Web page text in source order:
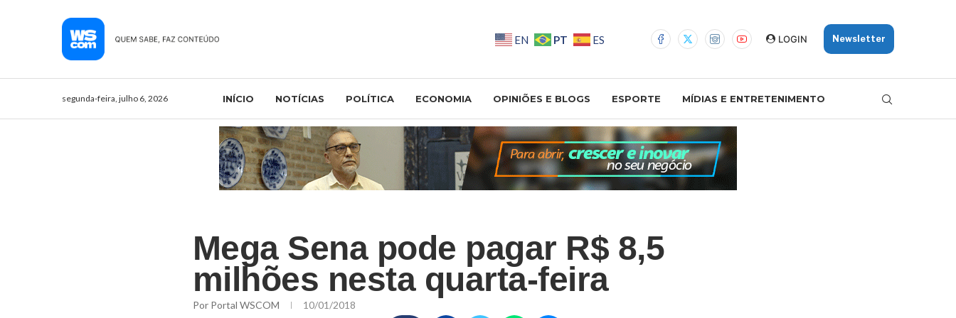
EN PT ES LOGIN Newsletter
segunda-feira, julho 6, 2026 INÍCIO NOTÍCIAS POLÍTICA ECONOMIA OPINIÕES E BLOGS ESPORTE MÍDIAS E ENTRETENIMENTO
​Mega Sena pode pagar R$ 8,5
milhões nesta quarta-feira
Por Portal WSCOM 10/01/2018